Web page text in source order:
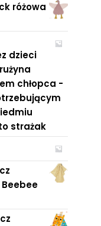
różowa
dzieci
chłopca -
strażak
Beebee